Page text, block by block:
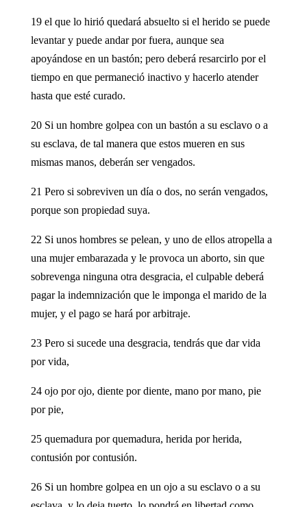
19 el que lo hirió quedará absuelto si el herido se puede
levantar y puede andar por fuera, aunque sea
apoyándose en un bastón; pero deberá resarcirlo por el
tiempo en que permaneció inactivo y hacerlo atender
hasta que esté curado.
20 Si un hombre golpea con un bastón a su esclavo o a
su esclava, de tal manera que estos mueren en sus
mismas manos, deberán ser vengados.
21 Pero si sobreviven un día o dos, no serán vengados,
porque son propiedad suya.
22 Si unos hombres se pelean, y uno de ellos atropella a
una mujer embarazada y le provoca un aborto, sin que
sobrevenga ninguna otra desgracia, el culpable deberá
pagar la indemnización que le imponga el marido de la
mujer, y el pago se hará por arbitraje.
23 Pero si sucede una desgracia, tendrás que dar vida
por vida,
24 ojo por ojo, diente por diente, mano por mano, pie
por pie,
25 quemadura por quemadura, herida por herida,
contusión por contusión.
26 Si un hombre golpea en un ojo a su esclavo o a su